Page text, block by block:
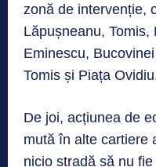
zonă de intervenție,
Lăpușneanu,
Eminescu,
Tomis și Piața
De joi, acțiunea de
mută în alte cartiere
nicio stradă să nu